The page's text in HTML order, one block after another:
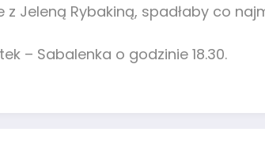
z Jeleną Rybakiną, spadłaby co
– Sabalenka o godzinie 18.30.